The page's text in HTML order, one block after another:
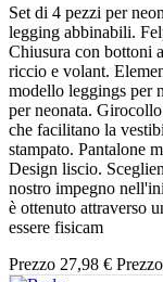
Set di 4 pezzi per
legging abbinabili.
Chiusura con bottoni
riccio e volant.
modello leggings per
per neonata.
che facilitano la
stampato. Pantalone
Design liscio.
nostro impegno
è ottenuto attraverso
essere fisicam
Prezzo 27,98 €